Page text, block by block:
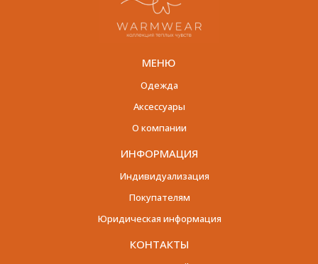
МЕНЮ
Аксессуары
Одежда
О компании
ИНФОРМАЦИЯ
Индивидуализация
Покупателям
Юридическая информация
КОНТАКТЫ